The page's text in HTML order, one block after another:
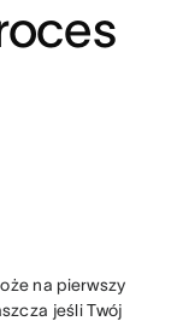
na pierwszy
jeśli Twój